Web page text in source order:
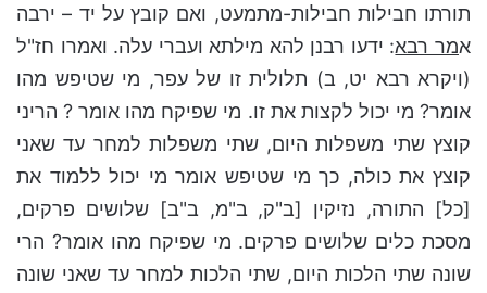
תורתו חבילות חבילות-מתמעט, ואם קובץ על יד – ירבה
אמר רבא: ידעו רבנן להא מילתא ועברי עלה. ואמרו חז"ל
(ויקרא רבא יט, ב) תלולית זו של עפר, מי שטיפש מהו
אומר? מי יכול לקצות את זו. מי שפיקח מהו אומר ? הריני
קוצץ שתי משפלות היום, שתי משפלות למחר עד שאני
קוצץ את כולה, כך מי שטיפש אומר מי יכול ללמוד את
[כל] התורה, נזיקין [ב"ק, ב"מ, ב"ב] שלושים פרקים,
מסכת כלים שלושים פרקים. מי שפיקח מהו אומר? הרי
שונה שתי הלכות היום, שתי הלכות למחר עד שאני שונה